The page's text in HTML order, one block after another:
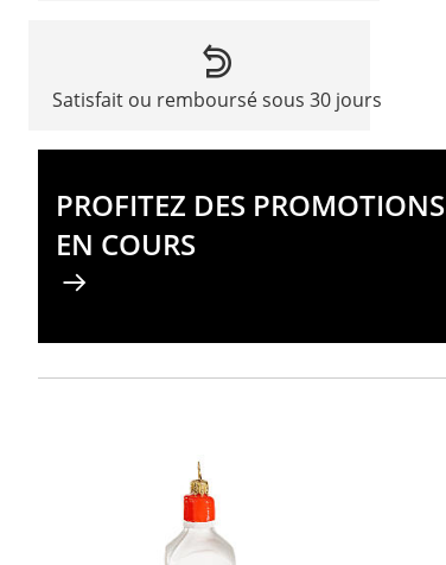
Satisfait ou remboursé sous 30 jours
PROFITEZ DES PROMOTIONS
EN COURS